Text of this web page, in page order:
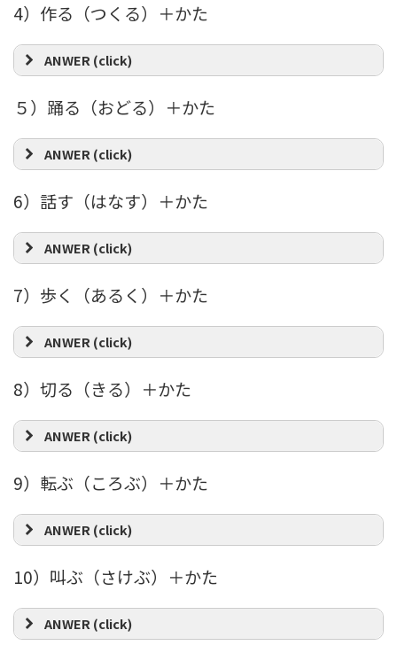
4）作る（つくる）＋かた
ANWER (click)
５）踊る（おどる）＋かた
ANWER (click)
6）話す（はなす）＋かた
ANWER (click)
7）歩く（あるく）＋かた
ANWER (click)
8）切る（きる）＋かた
ANWER (click)
9）転ぶ（ころぶ）＋かた
ANWER (click)
10）叫ぶ（さけぶ）＋かた
ANWER (click)